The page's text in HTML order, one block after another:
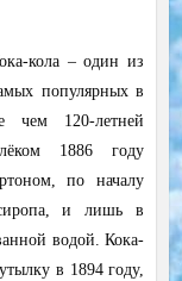
кола – один из
популярных в
чем 120-летней
1886 году
по началу
и лишь в
водой. Кока-
в 1894 году,